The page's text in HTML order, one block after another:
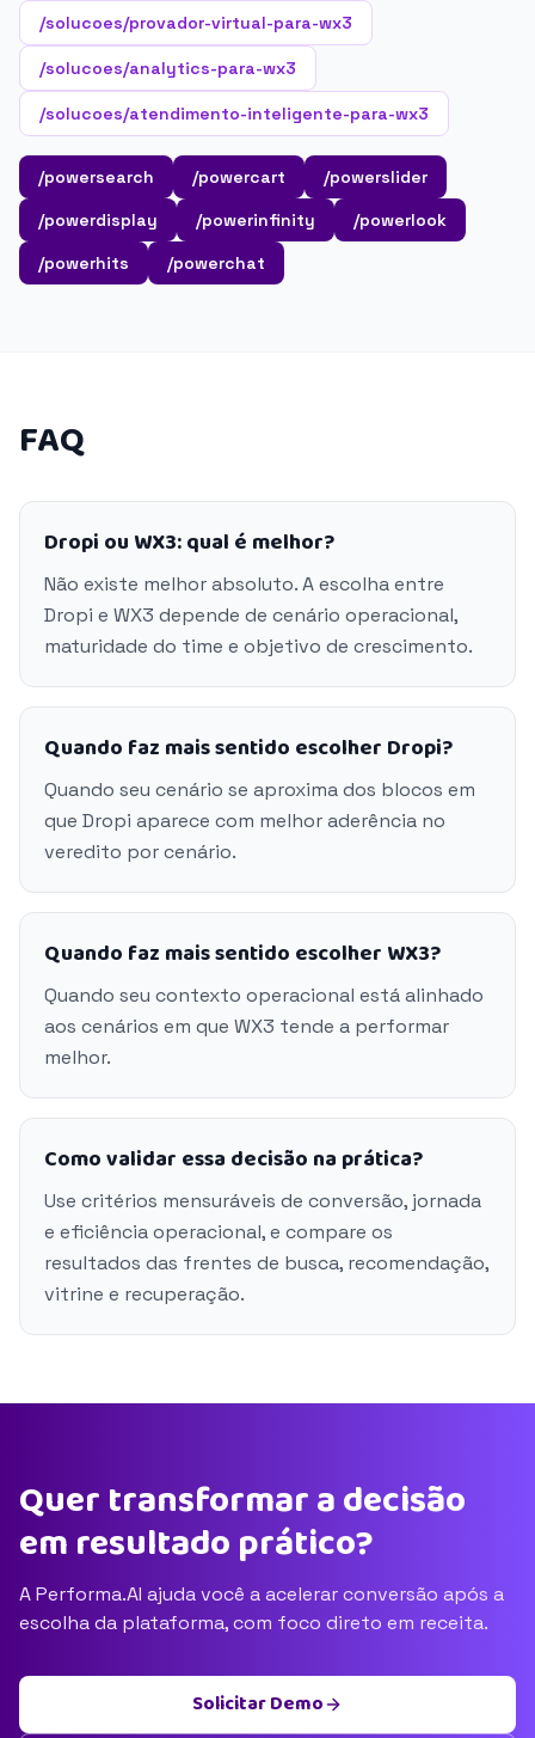
/solucoes/provador-virtual-para-wx3
/solucoes/analytics-para-wx3
/solucoes/atendimento-inteligente-para-wx3
/powersearch /powercart
/powerslider
/powerdisplay
/powerinfinity
/powerlook
/powerhits
/powerchat
FAQ
Dropi ou WX3: qual é melhor?
Não existe melhor absoluto. A escolha entre
Dropi e WX3 depende de cenário operacional,
maturidade do time e objetivo de crescimento.
Quando faz mais sentido escolher Dropi?
Quando seu cenário se aproxima dos blocos em
que Dropi aparece com melhor aderência no
veredito por cenário.
Quando faz mais sentido escolher WX3?
Quando seu contexto operacional está alinhado
aos cenários em que WX3 tende a performar
melhor.
Como validar essa decisão na prática?
Use critérios mensuráveis de conversão, jornada
e eficiência operacional, e compare os
resultados das frentes de busca, recomendação,
vitrine e recuperação.
Quer transformar a decisão
em resultado prático?
A Performa.AI ajuda você a acelerar conversão após a
escolha da plataforma, com foco direto em receita.
Solicitar Demo